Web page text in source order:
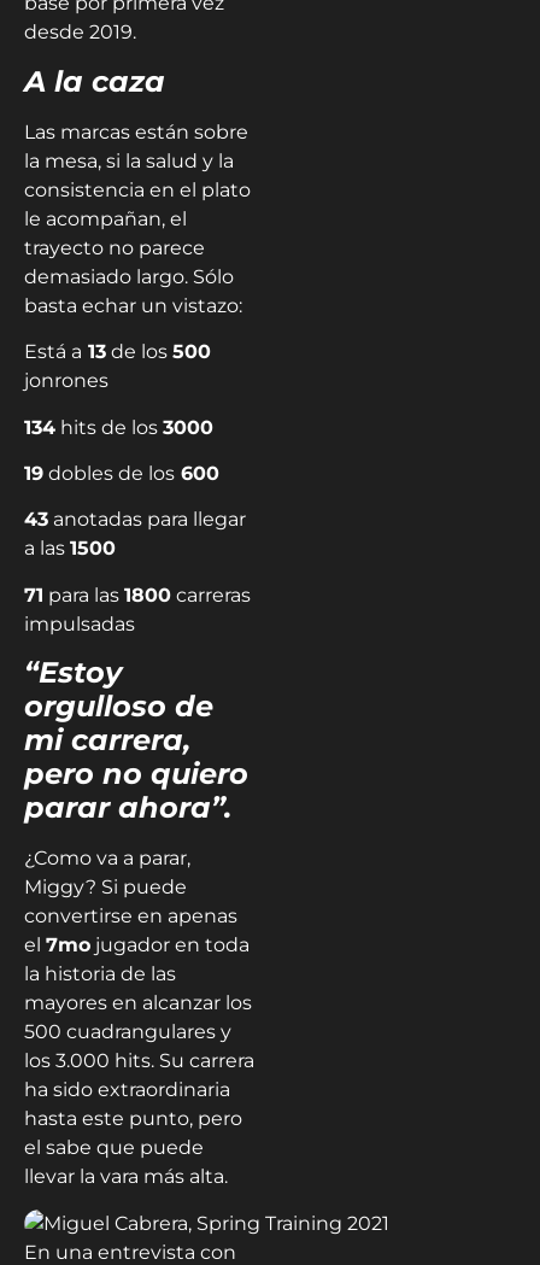
desde 2019.
A la caza
Las marcas están sobre
la mesa, si la salud y la
consistencia en el plato
le acompañan, el
trayecto no parece
demasiado largo. Sólo
basta echar un vistazo:
Está a 13 de los 500
jonrones
134 hits de los 3000
19 dobles de los 600
43 anotadas para llegar
a las 1500
71 para las 1800 carreras
impulsadas
“Estoy
orgulloso de
mi carrera,
pero no quiero
parar ahora”.
¿Como va a parar,
Miggy? Si puede
convertirse en apenas
el 7mo jugador en toda
la historia de las
mayores en alcanzar los
500 cuadrangulares y
los 3.000 hits. Su carrera
ha sido extraordinaria
hasta este punto, pero
el sabe que puede
llevar la vara más alta.
En una entrevista con